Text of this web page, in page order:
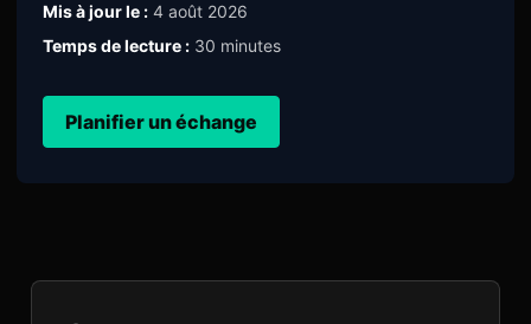
Mis à jour le : 4 août 2026
Temps de lecture : 30 minutes
Planifier un échange